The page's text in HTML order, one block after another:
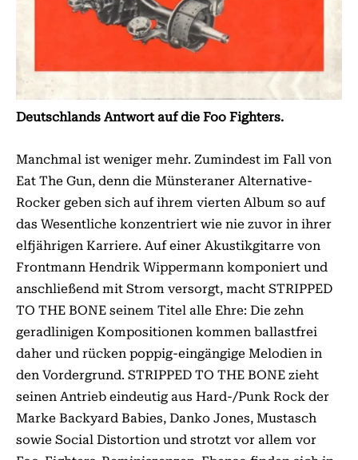
Deutschlands Antwort auf die Foo Fighters.
Manchmal ist weniger mehr. Zumindest im Fall von
Eat The Gun, denn die Münsteraner Alternative-
Rocker geben sich auf ihrem vierten Album so auf
das Wesentliche konzentriert wie nie zuvor in ihrer
elfjährigen Karriere. Auf einer Akustikgitarre von
Frontmann Hendrik Wippermann komponiert und
anschließend mit Strom versorgt, macht STRIPPED
TO THE BONE seinem Titel alle Ehre: Die zehn
geradlinigen Kompositionen kommen ballastfrei
daher und rücken poppig-eingängige Melodien in
den Vordergrund. STRIPPED TO THE BONE zieht
seinen Antrieb eindeutig aus Hard-/Punk Rock der
Marke Backyard Babies, Danko Jones, Mustasch
sowie Social Distortion und strotzt vor allem vor